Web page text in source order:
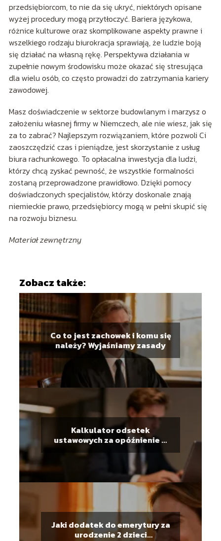
przedsiębiorcom, to nie da się ukryć, niektórych opisane
wyżej procedury mogą przytłoczyć. Bariera językowa,
różnice kulturowe oraz skomplikowane aspekty prawne i
wszelkiego rodzaju biurokracja sprawiają, że ludzie boją
się działać na własną rękę. Perspektywa działania w
zupełnie nowym środowisku może okazać się stresująca
dla wielu osób, co często prowadzi do zatrzymania kariery
zawodowej.
Masz doświadczenie w sektorze budowlanym i marzysz o
założeniu własnej firmy w Niemczech, ale nie wiesz, jak się
za to zabrać? Najlepszym rozwiązaniem, które pozwoli Ci
zaoszczędzić czas i pieniądze, jest skorzystanie z usług
biura rachunkowego. To opłacalna inwestycja dla ludzi,
którzy chcą zyskać pewność, że wszystkie formalności
zostaną przeprowadzone prawidłowo. Dzięki pomocy
doświadczonych specjalistów, którzy doskonale znają
niemieckie prawo, przedsiębiorcy mogą w pełni skupić się
na rozwoju biznesu.
Materiał zewnętrzny
Zobacz także:
Co to jest zachowek i komu się
należy? Wyjaśniamy zasady
Kalkulator odsetek
ustawowych za opóźnienie w
Jaki dodatek do emerytury za
urodzenie 2 dzieci